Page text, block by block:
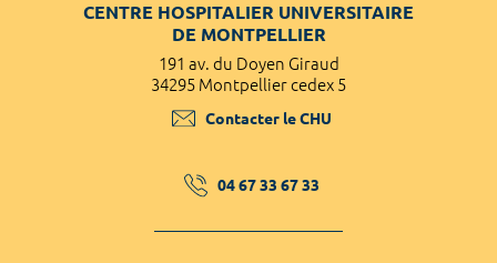
CENTRE HOSPITALIER UNIVERSITAIRE
DE MONTPELLIER
191 av. du Doyen Giraud
34295 Montpellier cedex 5
Contacter le CHU
04 67 33 67 33